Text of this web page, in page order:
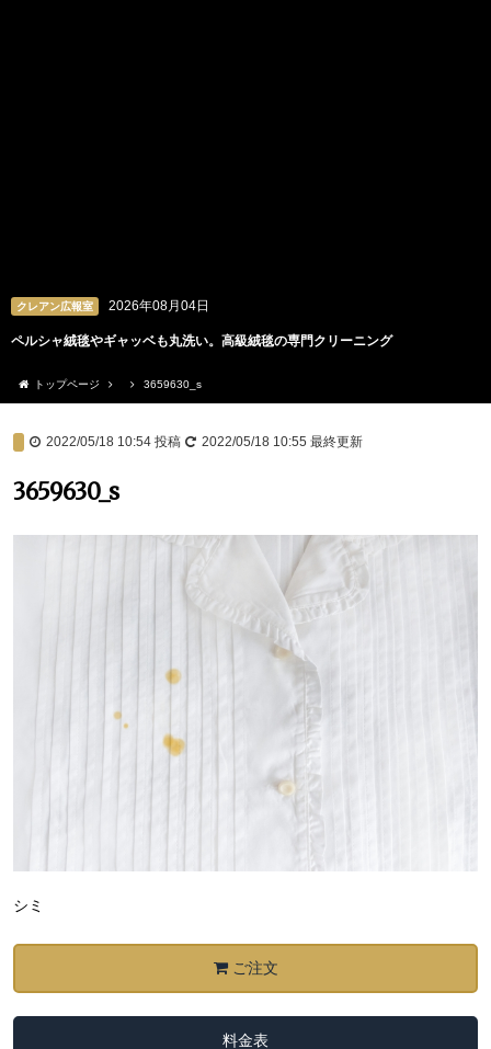
クレアン広報室 2026年08月04日
ペルシャ絨毯やギャッベも丸洗い。高級絨毯の専門クリーニング
トップページ 3659630_s
2022/05/18 10:54 投稿 2022/05/18 10:55 最終更新
3659630_s
シミ
ご注文
料金表